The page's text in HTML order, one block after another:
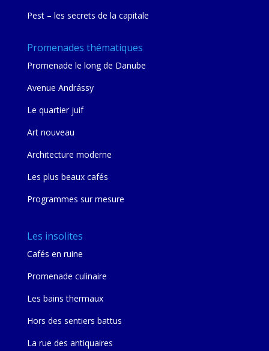
Pest – les secrets de la capitale
Promenades thématiques
Promenade le long de Danube
Avenue Andrássy
Le quartier juif
Art nouveau
Architecture moderne
Les plus beaux cafés
Programmes sur mesure
Les insolites
Cafés en ruine
Promenade culinaire
Les bains thermaux
Hors des sentiers battus
La rue des antiquaires